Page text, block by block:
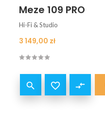
Meze 109 PRO
Hi-Fi & Studio
Cena
3 149,00 zł
  compare_arrows